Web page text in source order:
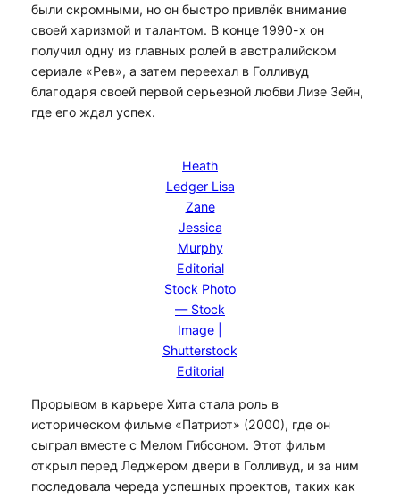
были скромными, но он быстро привлёк внимание
своей харизмой и талантом. В конце 1990-х он
получил одну из главных ролей в австралийском
сериале «Рев», а затем переехал в Голливуд
благодаря своей первой серьезной любви Лизе Зейн,
где его ждал успех.
Heath
Ledger Lisa
Zane
Jessica
Murphy
Editorial
Stock Photo
— Stock
Image |
Shutterstock
Editorial
Прорывом в карьере Хита стала роль в
историческом фильме «Патриот» (2000), где он
сыграл вместе с Мелом Гибсоном. Этот фильм
открыл перед Леджером двери в Голливуд, и за ним
последовала череда успешных проектов, таких как